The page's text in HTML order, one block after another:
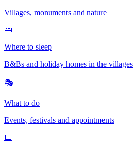
Villages, monuments and nature
🛌
Where to sleep
B&Bs and holiday homes in the villages
🎭
What to do
Events, festivals and appointments
📅